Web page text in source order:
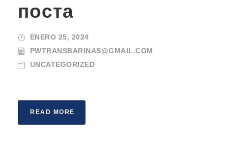
поста
ENERO 25, 2024
PWTRANSBARINAS@GMAIL.COM
UNCATEGORIZED
READ MORE